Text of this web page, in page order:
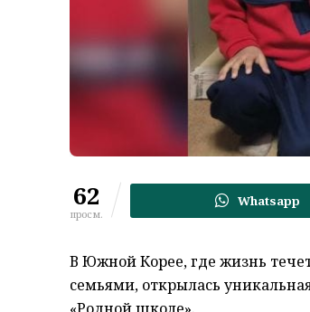
62
просм.
Whatsapp
В Южной Корее, где жизнь
семьями, открылась